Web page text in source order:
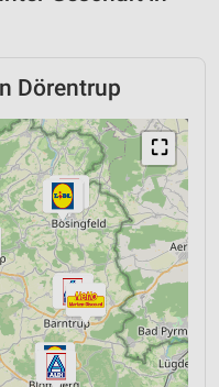
Dörentrup
⛶